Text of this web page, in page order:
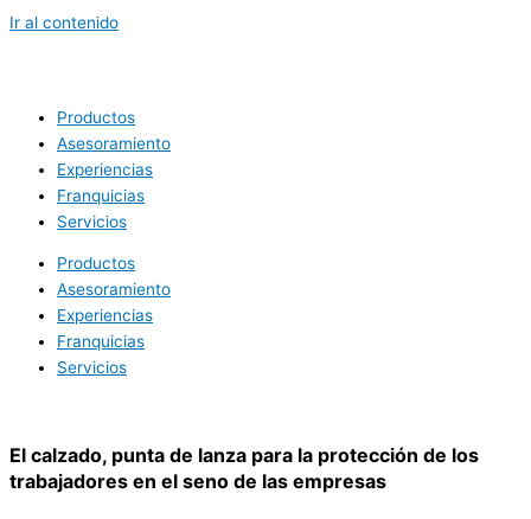
Ir al contenido
Productos
Asesoramiento
Experiencias
Franquicias
Servicios
Productos
Asesoramiento
Experiencias
Franquicias
Servicios
El calzado, punta de lanza para la protección de los
trabajadores en el seno de las empresas